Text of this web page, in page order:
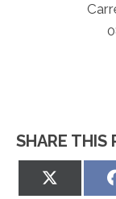
SHARE THIS
on